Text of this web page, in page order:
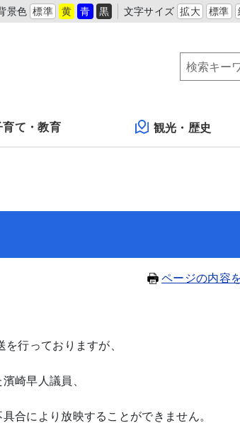
景色 標準 黄 青 黒 文字サイズ 拡大 標準
育て・教育 観光・歴史
ページの内容
行っておりますが、
崎早人議員、
合により放映することができません。